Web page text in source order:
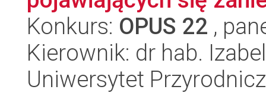
Konkurs: OPUS 22 ,
Kierownik: dr hab.
Uniwersytet